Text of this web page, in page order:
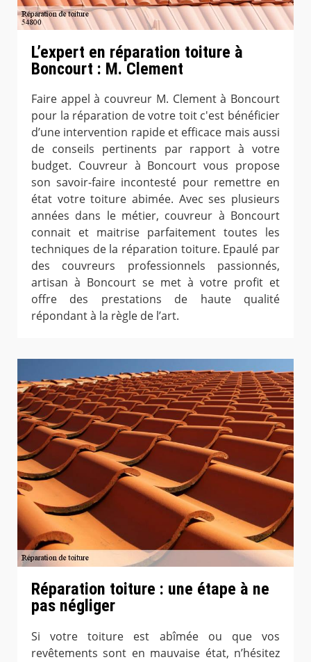
L’expert en réparation toiture à
Boncourt : M. Clement
Faire appel à couvreur M. Clement à Boncourt
pour la réparation de votre toit c'est bénéficier
d’une intervention rapide et efficace mais aussi
de conseils pertinents par rapport à votre
budget. Couvreur à Boncourt vous propose
son savoir-faire incontesté pour remettre en
état votre toiture abimée. Avec ses plusieurs
années dans le métier, couvreur à Boncourt
connait et maitrise parfaitement toutes les
techniques de la réparation toiture. Epaulé par
des couvreurs professionnels passionnés,
artisan à Boncourt se met à votre profit et
offre des prestations de haute qualité
répondant à la règle de l’art.
Réparation toiture : une étape à ne
pas négliger
Si votre toiture est abîmée ou que vos
revêtements sont en mauvaise état, n’hésitez